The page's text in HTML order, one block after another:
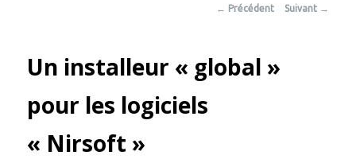
Navigation
← Précédent Suivant →
Un installeur « global »
pour les logiciels
« Nirsoft »